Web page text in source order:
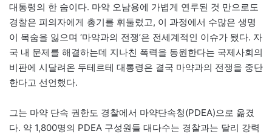
대통령의 한 숨이다. 마약 오남용에 가볍게 연루된 것 만으로도
경찰은 피의자에게 총기를 휘둘렀고, 이 과정에서 수많은 생명
이 목숨을 잃으며 ‘마약과의 전쟁’은 전세계적인 이슈가 됐다. 자
국 내 문제를 해결하는데 지나친 폭력을 동원한다는 국제사회의
비판에 시달려온 두테르테 대통령은 결국 마약과의 전쟁을 중단
한다고 선언했다.
그는 마약 단속 권한도 경찰에서 마약단속청(PDEA)으로 옮겼
다. 약 1,800명의 PDEA 구성원들 대다수는 경찰과는 달리 강력